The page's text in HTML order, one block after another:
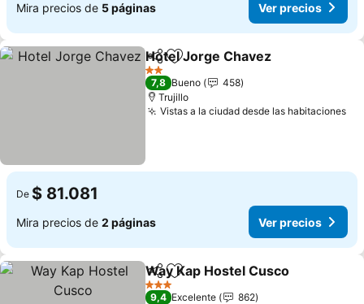
Mira precios de 5 páginas Ver precios
CompartirAgregar a favoritos
Hotel Jorge Chavez
2 Estrellas
7,8 Bueno
458
Trujillo
Vistas a la ciudad desde las habitaciones
De $ 81.081
Mira precios de 2 páginas Ver precios
CompartirAgregar a favoritos
Way Kap Hostel Cusco
3 Estrellas
9,4 Excelente
862